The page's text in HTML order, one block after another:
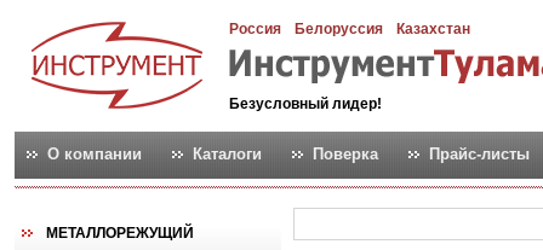
Россия Белоруссия Казахстан
Безусловный лидер!
О компании Каталоги Поверка Прайс-листы
МЕТАЛЛОРЕЖУЩИЙ